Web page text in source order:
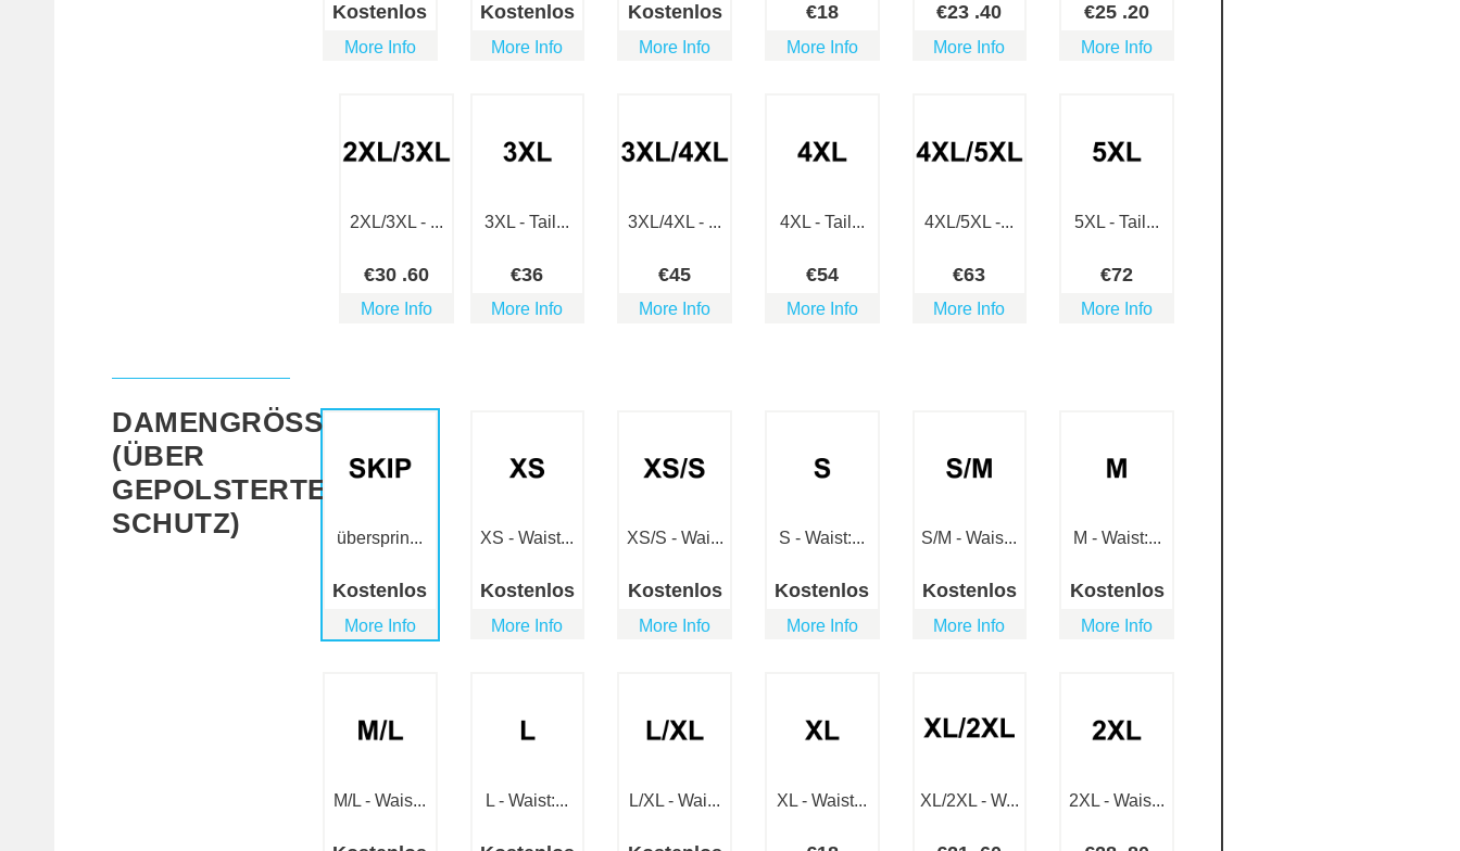
Kostenlos
More Info
Kostenlos
More Info
Kostenlos
More Info
€18
More Info
€23 .40
More Info
€25 .20
More Info
2XL/3XL - ...
€30 .60
More Info
3XL - Tail...
€36
More Info
3XL/4XL - ...
€45
More Info
4XL - Tail...
€54
More Info
4XL/5XL -...
€63
More Info
5XL - Tail...
€72
More Info
DAMENGRÖSSE (
ÜBER G
EPOLSTERTER S
CHUTZ)
übersprin...
Kostenlos
More Info
XS - Waist...
Kostenlos
More Info
XS/S - Wai...
Kostenlos
More Info
S - Waist:...
Kostenlos
More Info
S/M - Wais...
Kostenlos
More Info
M - Waist:...
Kostenlos
More Info
M/L - Wais... L - Waist:... L/XL - Wai... XL - Waist... XL/2XL - W... 2XL - Wais...